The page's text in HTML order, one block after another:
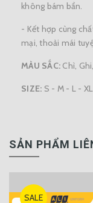
không bám bẩn.
- Kết hợp cùng
mại, thoải mái
MÀU SẮC: Chì,
SIZE: S - M - L - XL
SẢN PHẨM
SALE